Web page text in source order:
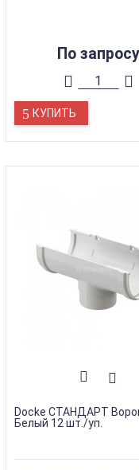
По запросу
КУПИТЬ
Docke СТАНДАРТ
Белый 12 шт./уп.